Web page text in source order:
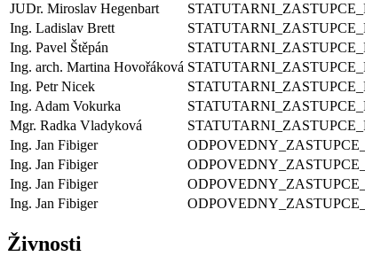
JUDr. Miroslav Hegenbart
Ing. Ladislav Brett
Ing. Pavel Štěpán
Ing. arch. Martina Hovořáková
Ing. Petr Nicek
Ing. Adam Vokurka
Mgr. Radka Vladyková
Ing. Jan Fibiger
Ing. Jan Fibiger
Ing. Jan Fibiger
Ing. Jan Fibiger
Živnosti